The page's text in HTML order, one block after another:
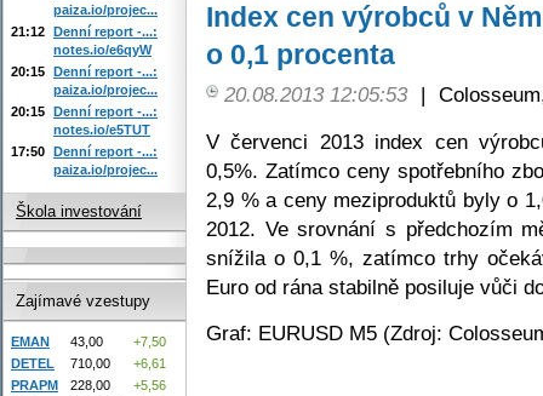
Index cen výrobců v
o 0,1 procenta
20.08.2013 12:05:53 |
V červenci 2013 index cen
0,5%. Zatímco ceny spotřebního
2,9 % a ceny meziproduktů byly o
2012. Ve srovnání s předchozím
snížila o 0,1 %, zatímco trhy
Euro od rána stabilně posiluje vůči
Graf: EURUSD M5 (Zdroj:
paiza.io/projec...
21:12 Denní report -...:
notes.io/e6qyW
20:15 Denní report -...:
paiza.io/projec...
20:15 Denní report -...:
notes.io/e5TUT
17:50 Denní report -...:
paiza.io/projec...
Škola investování
Zajímavé vzestupy
EMAN 43,00
+7,50
DETEL
710,00
+6,61
PRAPM
228,00
+5,56